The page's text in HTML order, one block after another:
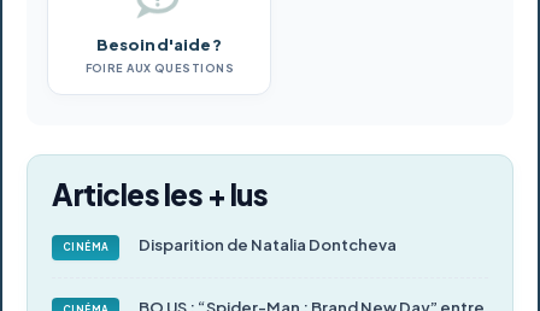
Besoin d'aide ?
FOIRE AUX QUESTIONS
Articles les + lus
CINÉMA Disparition de Natalia Dontcheva
BO US : “Spider-Man : Brand New Day” entre